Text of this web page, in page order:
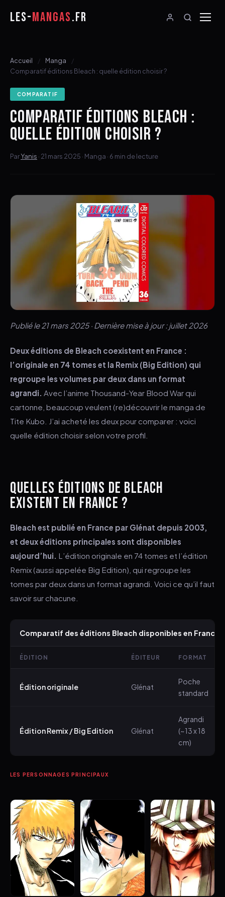
LES-MANGAS.FR
Accueil
Manga
Comparatif éditions Bleach : quelle édition choisir ?
COMPARATIF
COMPARATIF ÉDITIONS BLEACH :
QUELLE ÉDITION CHOISIR ?
ParYanis · 21 mars 2025 · Manga · 6 min de lecture
Publié le 21 mars 2025 · Dernière mise à jour : juillet 2026
Deux éditions de Bleach coexistent en France :
l’originale en 74 tomes et la Remix (Big Edition) qui
regroupe les volumes par deux dans un format
agrandi. Avec l’anime Thousand-Year Blood War qui
cartonne, beaucoup veulent (re)découvrir le manga de
Tite Kubo. J’ai acheté les deux pour comparer : voici
quelle édition choisir selon votre profil.
QUELLES ÉDITIONS DE BLEACH
EXISTENT EN FRANCE ?
Bleach est publié en France par Glénat depuis 2003,
et deux éditions principales sont disponibles
aujourd’hui. L’édition originale en 74 tomes et l’édition
Remix (aussi appelée Big Edition), qui regroupe les
tomes par deux dans un format agrandi. Voici ce qu’il faut
savoir sur chacune.
Comparatif des éditions Bleach disponibles en France
ÉDITION ÉDITEUR FORMAT
Édition originale Glénat
Poche
standard
Édition Remix / Big Edition Glénat
Agrandi
(~13 x 18
cm)
LES PERSONNAGES PRINCIPAUX